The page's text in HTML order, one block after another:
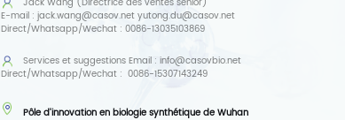
E-mail :jack.wang@casov.net yutong.du@casov.net
Direct/Whatsapp/Wechat :0086-13035103869
Services et suggestionsEmail :info@casovbio.net
Direct/Whatsapp/Wechat :0086-15307143249
Pôle d'innovation en biologie synthétique de Wuhan